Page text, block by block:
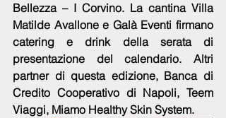
Bellezza – I Corvino. La cantina Villa
Matilde Avallone e Galà Eventi firmano
catering e drink della serata di
presentazione del calendario. Altri
partner di questa edizione, Banca di
Credito Cooperativo di Napoli, Teem
Viaggi, Miamo Healthy Skin System.